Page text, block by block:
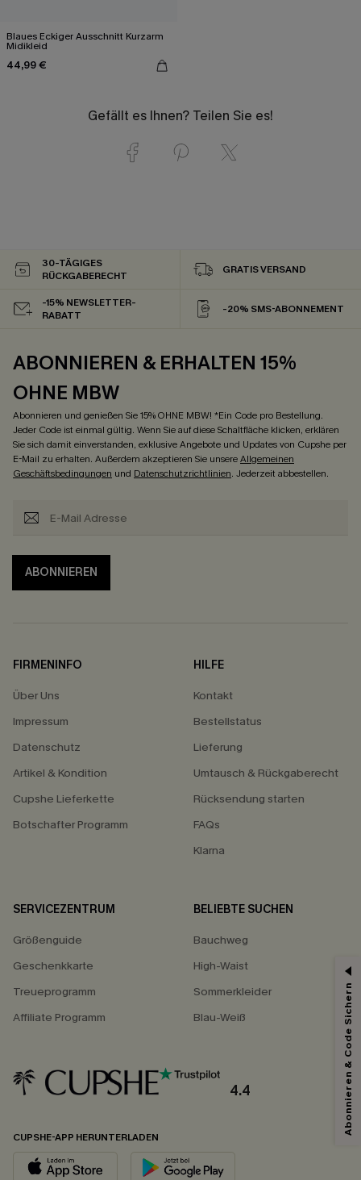
Blaues Eckiger Ausschnitt Kurzarm
Midikleid
44,99 €
Gefällt es Ihnen? Teilen Sie es!
30-TÄGIGES
RÜCKGABERECHT
GRATIS VERSAND
-15% NEWSLETTER-
RABATT
-20% SMS-ABONNEMENT
ABONNIEREN & ERHALTEN 15%
OHNE MBW
Abonnieren und genießen Sie 15% OHNE MBW! *Ein Code pro Bestellung.
Jeder Code ist einmal gültig. Wenn Sie auf diese Schaltfläche klicken, erklären
Sie sich damit einverstanden, exklusive Angebote und Updates von Cupshe per
E-Mail zu erhalten. Außerdem akzeptieren Sie unsereAllgemeinen
Geschäftsbedingungen und Datenschutzrichtlinien. Jederzeit abbestellen.
ABONNIEREN
FIRMENINFO
Über Uns
Impressum
Datenschutz
Artikel & Kondition
Cupshe Lieferkette
Botschafter Programm
HILFE
Kontakt
Bestellstatus
Lieferung
Umtausch & Rückgaberecht
Rücksendung starten
FAQs
Klarna
SERVICEZENTRUM
Größenguide
Geschenkkarte
Treueprogramm
Affiliate Programm
BELIEBTE SUCHEN
Bauchweg
High-Waist
Sommerkleider
Blau-Weiß
4.4
CUPSHE-APP HERUNTERLADEN
Abonnieren & Code Sichern